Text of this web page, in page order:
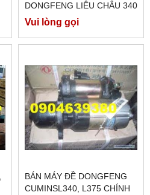
DONGFENG LIÊU CHÂU 340
PS ĐỘNG CƠ YC6M
Vui lòng gọi
BÁN MÁY ĐỀ DONGFENG
CUMINSL340, L375 CHÍNH